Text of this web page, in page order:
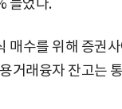
늘었다.
매수를 위해 증권
거래융자 잔고는